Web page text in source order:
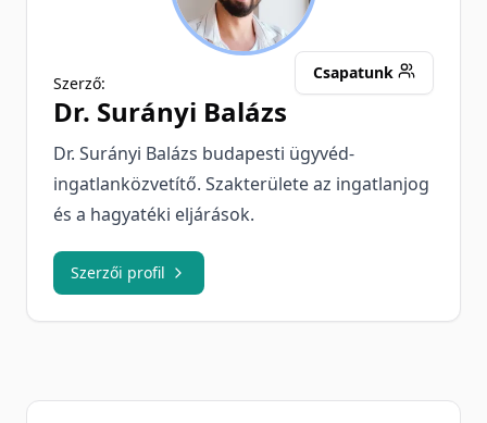
Szerző:
Csapatunk
Dr. Surányi Balázs
Dr. Surányi Balázs budapesti ügyvéd-
ingatlanközvetítő. Szakterülete az ingatlanjog
és a hagyatéki eljárások.
Szerzői profil